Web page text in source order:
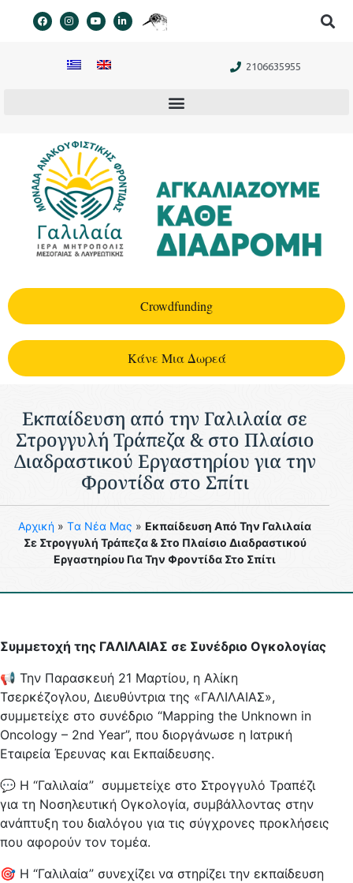
περιεχόμενο
2106635955
Crowdfunding
Kάνε Μια Δωρεά
Εκπαίδευση από την Γαλιλαία σε
Στρογγυλή Τράπεζα & στο Πλαίσιο
Διαδραστικού Εργαστηρίου για την
Φροντίδα στο Σπίτι
Aρχική » Tα Νέα Μας » Εκπαίδευση Από Την Γαλιλαία
Σε Στρογγυλή Τράπεζα & Στο Πλαίσιο Διαδραστικού
Εργαστηρίου Για Την Φροντίδα Στο Σπίτι
Συμμετοχή της ΓΑΛΙΛΑΙΑΣ σε Συνέδριο Ογκολογίας
📢 Την Παρασκευή 21 Μαρτίου, η Αλίκη
Τσερκέζογλου, Διευθύντρια της «ΓΑΛΙΛΑΙΑΣ»,
συμμετείχε στο συνέδριο “Mapping the Unknown in
Oncology – 2nd Year”, που διοργάνωσε η Ιατρική
Εταιρεία Έρευνας και Εκπαίδευσης.
💬 Η “Γαλιλαία” συμμετείχε στο Στρογγυλό Τραπέζι
για τη Νοσηλευτική Ογκολογία, συμβάλλοντας στην
ανάπτυξη του διαλόγου για τις σύγχρονες προκλήσεις
που αφορούν τον τομέα.
🎯 Η “Γαλιλαία” συνεχίζει να στηρίζει την εκπαίδευση